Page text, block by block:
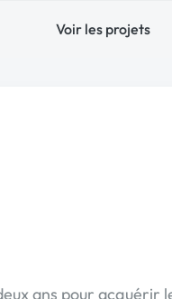
Voir les projets
ans pour acquérir